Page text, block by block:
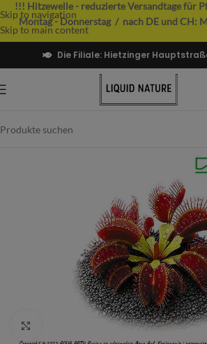
Skip to navigation
Skip to main content
!!! Hitzewelle - reduzierte Versandtage für
Montag - Donnerstag / nach DE und CH:
Die Filiale: Hietzinger